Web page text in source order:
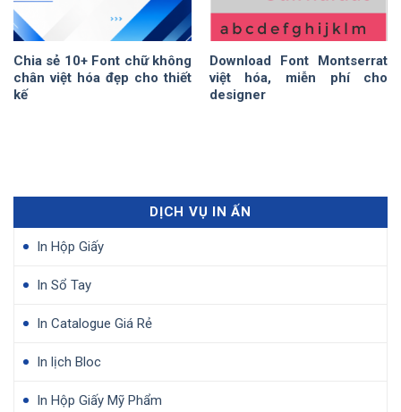
Chia sẻ 10+ Font chữ không
chân việt hóa đẹp cho thiết
kế
Download Font Montserrat
việt hóa, miễn phí cho
designer
DỊCH VỤ IN ẤN
In Hộp Giấy
In Sổ Tay
In Catalogue Giá Rẻ
In lịch Bloc
In Hộp Giấy Mỹ Phẩm